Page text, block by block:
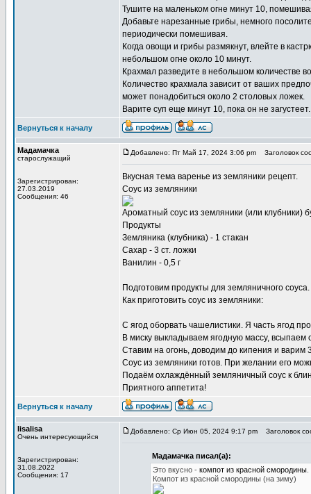
Тушите на маленьком огне минут 10,
Добавьте нарезанные грибы, немного
периодически помешивая.
Когда овощи и грибы размякнут, влейте в
небольшом огне около 10 минут.
Крахмал разведите в небольшом количестве
Количество крахмала зависит от ваших
может понадобиться около 2 столовых ложек.
Варите суп еще минут 10, пока он не загустеет.
Вернуться к началу
Мадамачка
старослужащий
Зарегистрирован:
27.03.2019
Сообщения: 46
Добавлено: Пт Май 17, 2024 3:06 pm Заголовок
Вкусная тема варенье из земляники рецепт.
Соус из земляники
Ароматный соус из земляники (или клубники)
Продукты
Земляника (клубника) - 1 стакан
Сахар - 3 ст. ложки
Ванилин - 0,5 г
Подготовим продукты для земляничного соуса.
Как приготовить соус из земляники:
С ягод оборвать чашелистики. Я часть ягод
В миску выкладываем ягодную массу, всыпаем
Ставим на огонь, доводим до кипения и варим
Соус из земляники готов. При желании его
Подаём охлаждённый земляничный соус к
Приятного аппетита!
Вернуться к началу
lisalisa
Очень интересующийся
Зарегистрирован:
31.08.2022
Сообщения: 17
Добавлено: Ср Июн 05, 2024 9:17 pm Заголовок
Мадамачка писал(а):
Это вкусно - компот из красной смородины
Компот из красной смородины (на зиму)